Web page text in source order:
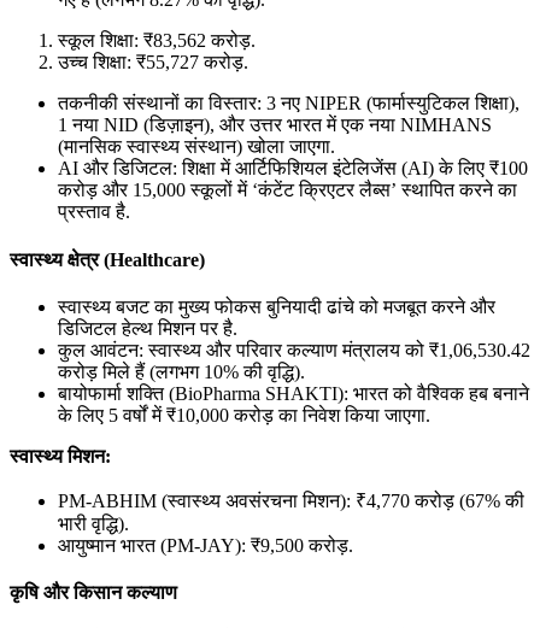
स्कूल शिक्षा: ₹83,562 करोड़.
उच्च शिक्षा: ₹55,727 करोड़.
तकनीकी संस्थानों का विस्तार: 3 नए NIPER (फार्मास्युटिकल शिक्षा),
1 नया NID (डिज़ाइन), और उत्तर भारत में एक नया NIMHANS
(मानसिक स्वास्थ्य संस्थान) खोला जाएगा.
AI और डिजिटल: शिक्षा में आर्टिफिशियल इंटेलिजेंस (AI) के लिए ₹100
करोड़ और 15,000 स्कूलों में ‘कंटेंट क्रिएटर लैब्स’ स्थापित करने का
प्रस्ताव है.
स्वास्थ्य क्षेत्र (Healthcare)
स्वास्थ्य बजट का मुख्य फोकस बुनियादी ढांचे को मजबूत करने और
डिजिटल हेल्थ मिशन पर है.
कुल आवंटन: स्वास्थ्य और परिवार कल्याण मंत्रालय को ₹1,06,530.42
करोड़ मिले हैं (लगभग 10% की वृद्धि).
बायोफार्मा शक्ति (BioPharma SHAKTI): भारत को वैश्विक हब बनाने
के लिए 5 वर्षों में ₹10,000 करोड़ का निवेश किया जाएगा.
स्वास्थ्य मिशन:
PM-ABHIM (स्वास्थ्य अवसंरचना मिशन): ₹4,770 करोड़ (67% की
भारी वृद्धि).
आयुष्मान भारत (PM-JAY): ₹9,500 करोड़.
कृषि और किसान कल्याण